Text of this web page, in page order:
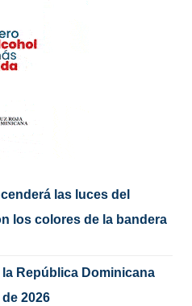
las luces del
los colores de la bandera
República Dominicana
2026